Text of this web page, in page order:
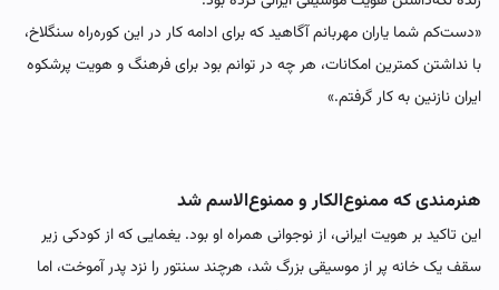
«دست‌کم شما یاران مهربانم آگاهید که برای ادامه کار در این کوره‌راه سنگلاخ،
با نداشتن کمترین امکانات، هر چه در توانم بود برای فرهنگ و هویت پرشکوه
ایران نازنین به کار گرفتم.»
هنرمندی که ممنوع‌الکار و ممنوع‌الاسم شد
این تاکید بر هویت ایرانی، از نوجوانی همراه او بود. یغمایی که از کودکی زیر
سقف یک خانه پر از موسیقی بزرگ شد، هرچند سنتور را نزد پدر آموخت، اما